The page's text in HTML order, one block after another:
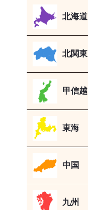
北海道
北関東
甲信越
東海
中国
九州